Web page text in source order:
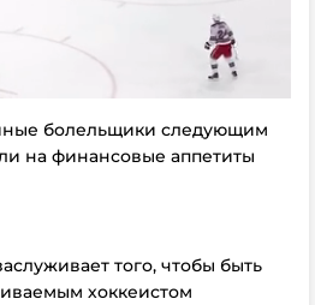
болельщики следующим
на финансовые аппетиты
того, чтобы быть
хоккеистом